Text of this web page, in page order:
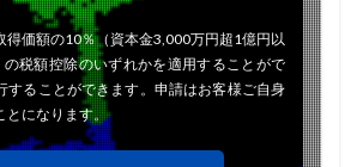
得価額の10％（資本金3,000万円超1億円以
税額控除のいずれかを適用することがで
することができます。申請はお客様ご自身
とになります。